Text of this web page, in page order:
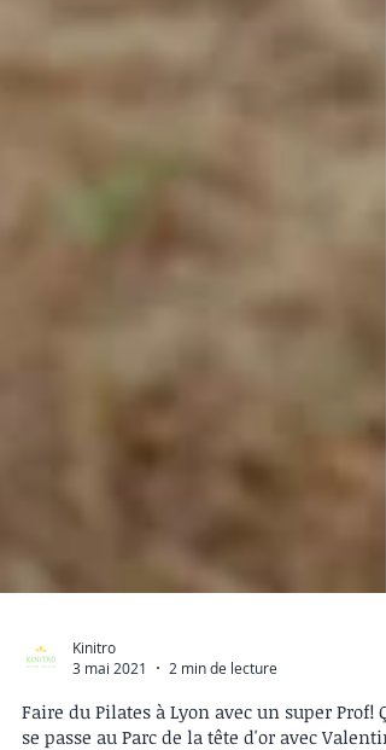
Kinitro
3 mai 2021
2 min de lecture